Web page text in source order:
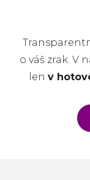
o váš zrak. V
len v